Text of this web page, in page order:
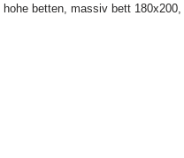
hohe betten, massiv bett 180x200,